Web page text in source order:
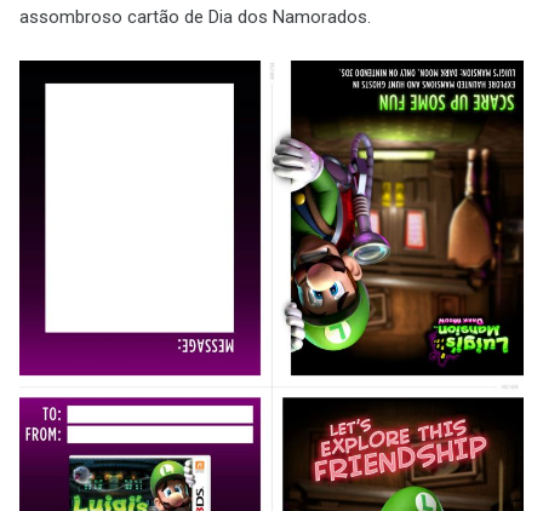
assombroso cartão de Dia dos Namorados.